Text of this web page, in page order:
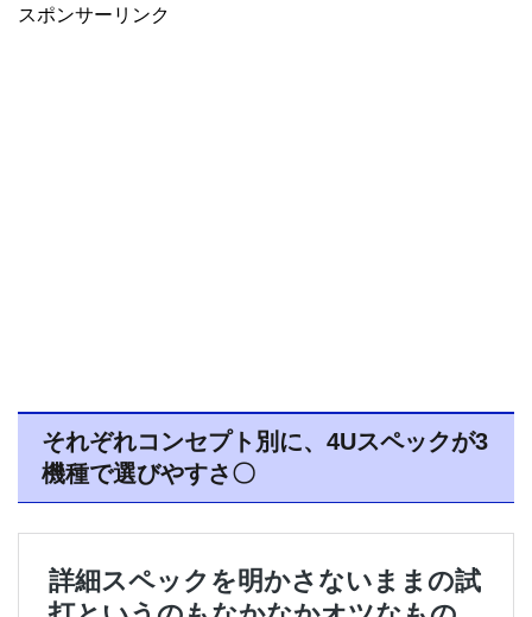
スポンサーリンク
それぞれコンセプト別に、4Uスペックが3
機種で選びやすさ〇